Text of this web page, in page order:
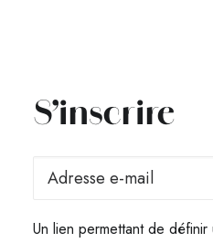
S’inscrire
Un lien permettant de